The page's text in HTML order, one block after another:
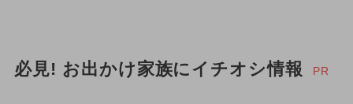
必見! お出かけ家族にイチオシ情報 PR